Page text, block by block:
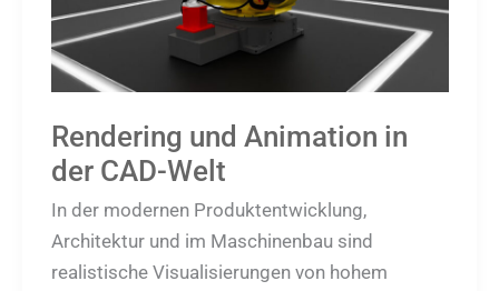
Rendering und Animation in
der CAD-Welt
In der modernen Produktentwicklung,
Architektur und im Maschinenbau sind
realistische Visualisierungen von hohem
Welt